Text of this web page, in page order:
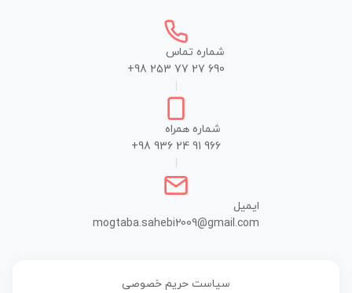
شماره تماس
+98 253 77 27 690
شماره همراه
+98 936 24 91 966
ایمیل
mogtaba.sahebi2009@gmail.com
سیاست حریم خصوصی